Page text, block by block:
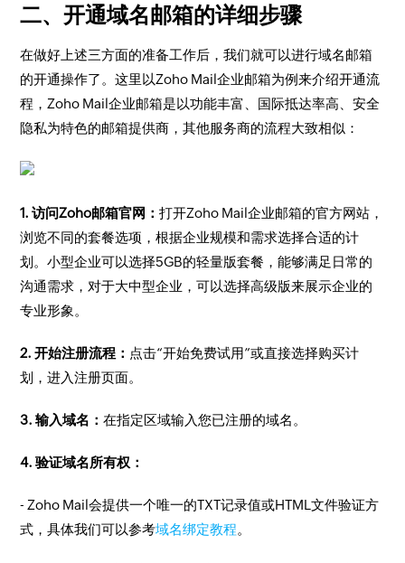
二、开通域名邮箱的详细步骤
在做好上述三方面的准备工作后，我们就可以进行域名邮箱
的开通操作了。这里以Zoho Mail企业邮箱为例来介绍开通流
程，Zoho Mail企业邮箱是以功能丰富、国际抵达率高、安全
隐私为特色的邮箱提供商，其他服务商的流程大致相似：
1. 访问Zoho邮箱官网：打开Zoho Mail企业邮箱的官方网站，
浏览不同的套餐选项，根据企业规模和需求选择合适的计
划。小型企业可以选择5GB的轻量版套餐，能够满足日常的
沟通需求，对于大中型企业，可以选择高级版来展示企业的
专业形象。
2. 开始注册流程： 点击“开始免费试用”或直接选择购买计
划，进入注册页面。
3. 输入域名：在指定区域输入您已注册的域名。
4. 验证域名所有权：
- Zoho Mail会提供一个唯一的TXT记录值或HTML文件验证方
式，具体我们可以参考域名绑定教程。